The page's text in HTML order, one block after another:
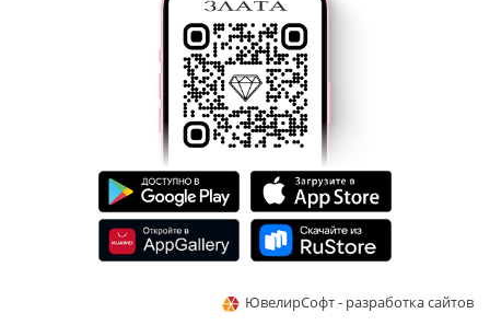
ЮвелирСофт - разработка сайтов